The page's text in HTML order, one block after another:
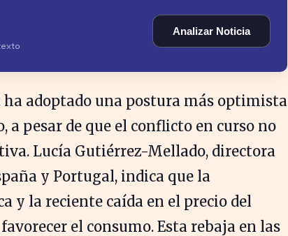
Analizar Noticia
adoptado una postura más optimista
a pesar de que el conflicto en curso no
Lucía Gutiérrez-Mellado, directora
y Portugal, indica que la
y la reciente caída en el precio del
el consumo. Esta rebaja en las